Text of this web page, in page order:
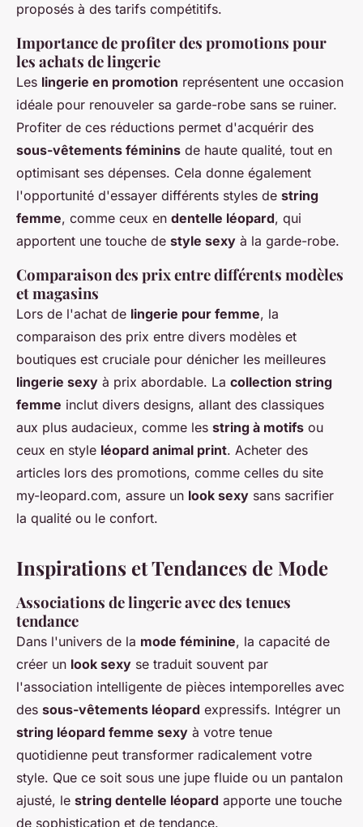
proposés à des tarifs compétitifs.
Importance de profiter des promotions pour
les achats de lingerie
Les lingerie en promotion représentent une occasion
idéale pour renouveler sa garde-robe sans se ruiner.
Profiter de ces réductions permet d'acquérir des
sous-vêtements féminins de haute qualité, tout en
optimisant ses dépenses. Cela donne également
l'opportunité d'essayer différents styles de string
femme, comme ceux en dentelle léopard, qui
apportent une touche de style sexy à la garde-robe.
Comparaison des prix entre différents modèles
et magasins
Lors de l'achat de lingerie pour femme, la
comparaison des prix entre divers modèles et
boutiques est cruciale pour dénicher les meilleures
lingerie sexy à prix abordable. La collection string
femme inclut divers designs, allant des classiques
aux plus audacieux, comme les string à motifs ou
ceux en style léopard animal print. Acheter des
articles lors des promotions, comme celles du site
my-leopard.com, assure un look sexy sans sacrifier
la qualité ou le confort.
Inspirations et Tendances de Mode
Associations de lingerie avec des tenues
tendance
Dans l'univers de la mode féminine, la capacité de
créer un look sexy se traduit souvent par
l'association intelligente de pièces intemporelles avec
des sous-vêtements léopard expressifs. Intégrer un
string léopard femme sexy à votre tenue
quotidienne peut transformer radicalement votre
style. Que ce soit sous une jupe fluide ou un pantalon
ajusté, le string dentelle léopard apporte une touche
de sophistication et de tendance.